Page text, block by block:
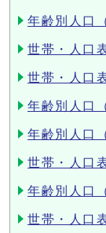
年齢別人口
世帯・人口
世帯・人口
年齢別人口
年齢別人口
世帯・人口
年齢別人口
世帯・人口